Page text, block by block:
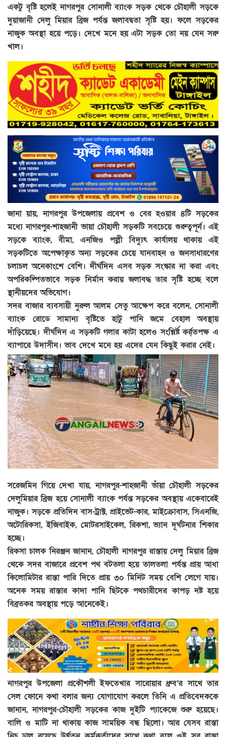
একটু বৃষ্টি হলেই নাগরপুর সোনালী ব্যাংক সড়ক থেকে চৌহালী সড়কে
দুয়াজানী দেলু মিয়ার ব্রিজ পর্যন্ত জলাবদ্বতা সৃষ্টি হয়। ফলে সড়কের
নাজুক অবস্থা হয়ে পড়ে। দেখে মনে হয় এটা সড়ক তো নয় যেন সরু
খাল।
জানা য়ায়, নাগরপুর উপজেলায় প্রবেশ ও বের হওয়ার ৪টি সড়কের
মধ্যে নাগরপুর-শাহজানী ভায়া চৌহালী সড়কটি সবচেয়ে গুরুত্বপূর্ন। এই
সড়কে ব্যাংক, বীমা, এনজিও পল্লী বিদ্যুৎ কার্যালয় থাকায় এই
সড়কটিতে অপেক্ষাকৃত অন্য সড়কের চেয়ে যানবাহন ও জনসাধারণের
চলাচল অনেকাংশে বেশি। দীর্ঘদিন এসব সড়ক সংস্কার না করা এবং
অপরিকল্পিতভাবে সড়ক নির্মান করায় জলাবদ্ধ তার সৃষ্টি হচ্ছে বলে
স্থানীয়দের অভিযোগ।
সদর বাজার ব্যবসায়ী নুরুল আলম সেতু আক্ষেপ করে বলেন, সোনালী
ব্যাংক রোডে সামান্য বৃষ্টিতে হাটু পানি জমে বেহাল অবস্থায়
দাঁড়িয়েছে। দীর্ঘদিন এ সড়কটি গলার কাটা হলেও সংশ্লির্ষ্ট কর্র্তপক্ষ এ
ব্যাপারে উদাসীন। ভাব দেখে মনে হয় এদের যেন কিছুই করার নেই।
সরেজমিন গিয়ে দেখা যায়, নাগরপুর-শাহজানী ভাঁয়া চৌহালী সড়কের
দেলুমিয়ার ব্রিজ হয়ে সোনালী ব্যাংক পর্যন্ত সড়কের অবস্থায় একেবারেই
নাজুক। সড়কে প্রতিদিন বাস-ট্রাক্ট, প্রাইভেট-কার, মাইক্রোবাস, সিএনজি,
অটোরিকসা, ইজিবাইক, মোটরসাইকেল, রিকশা, ভ্যান দূর্ঘটনার শিকার
হচ্ছে।
রিকসা চালক নিরঞ্জন জানান, চৌহালী নাগরপুর রাস্তায় দেলু মিয়ার ব্রিজ
থেকে সদর বাজারে প্রবেশ পথ বটতলা হয়ে তালতলা পর্যন্ত প্রায় আধা
কিলোমিটার রাস্তা পারি দিতে প্রায় ৩০ মিনিট সময় বেশি লেগে যায়।
অনেক সময় রাস্তার কাদা পানি ছিটকে পথচারীদের কাপড় নষ্ট হয়ে
বিব্রতকর অবস্থায় পড়ে আনেকেই।
নাগরপুর উপজেলা প্রকৌশলী ইফতেখার সারোয়ার ধ্রুব‘র সাথে তার
সেল ফোনে কথা বলার জন্য যোগাযোগ করলে তিনি এ প্রতিবেদককে
জানান, নাগরপুর-চৌহালী সড়কের কাজ দুইটি প্যাকেজে শুরু হয়েছে।
বালি ও মাটি না থাকায় কাজ সাময়িক বন্ধ ছিলো। আর যেসব রাস্তা